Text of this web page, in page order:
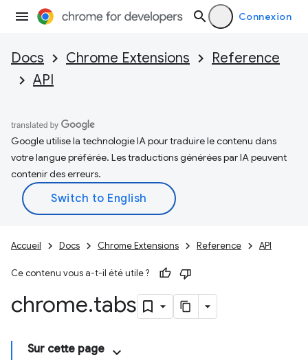
Connexion
Docs Chrome Extensions
Reference
API
Google utilise la technologie IA pour traduire le contenu dans
votre langue préférée. Les traductions générées par IA peuvent
contenir des erreurs.
Accueil Docs Chrome Extensions Reference API
Ce contenu vous a-t-il été utile ?
chrome.tabs
Sur cette page